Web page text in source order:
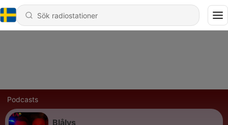
Podcasts
Blålys